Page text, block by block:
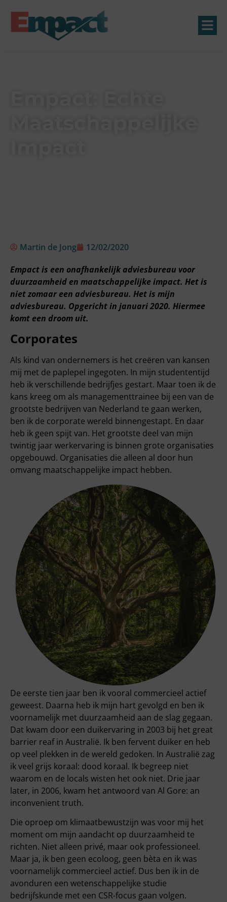
Martin de Jong
12/02/2020
Empact is een onafhankelijk adviesbureau voor
duurzaamheid en maatschappelijke impact. Het is
niet zomaar een adviesbureau. Het is mijn
adviesbureau. Opgericht in januari 2020. Hiermee
komt een droom uit.
Corporates
Als kind van ondernemers is het creëren van kansen
mij met de paplepel ingegoten. In mijn studententijd
heb ik verschillende bedrijfjes gestart. Maar toen ik de
kans kreeg om als managementtrainee bij een van de
grootste bedrijven van Nederland te gaan werken,
ben ik de corporate wereld binnengestapt. En daar
heb ik geen spijt van. Het grootste deel van mijn
twintig jaar werkervaring is binnen grote organisaties
opgebouwd. Organisaties die alleen al door hun
omvang maatschappelijke impact hebben.
De eerste tien jaar ben ik vooral commercieel actief
geweest. Daarna heb ik mijn hart gevolgd en ben ik
voornamelijk met duurzaamheid aan de slag gegaan.
Dat kwam door een duikervaring in 2003 bij het great
barrier reaf in Australië. Ik ben fervent duiker en heb
op veel plekken in de wereld gedoken. In Australië zag
ik veel grijs koraal: dood koraal. Ik begreep niet
waarom en de locals wisten het ook niet. Drie jaar
later, in 2006, kwam het antwoord van Al Gore: an
inconvenient truth.
Die oproep om klimaatbewustzijn was voor mij het
moment om mijn aandacht op duurzaamheid te
richten. Niet alleen privé, maar ook professioneel.
Maar ja, ik ben geen ecoloog, geen bèta en ik was
voornamelijk commercieel actief. Dus ben ik in de
avonduren een wetenschappelijke studie
bedrijfskunde met een CSR-focus gaan volgen.